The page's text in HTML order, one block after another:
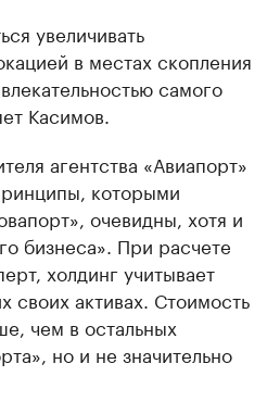
увеличивать
в местах скопления
самого
Касимов.
агентства «Авиапорт»
которыми
очевидны, хотя и
бизнеса». При расчете
холдинг учитывает
своих активах. Стоимость
чем в остальных
но и не значительно